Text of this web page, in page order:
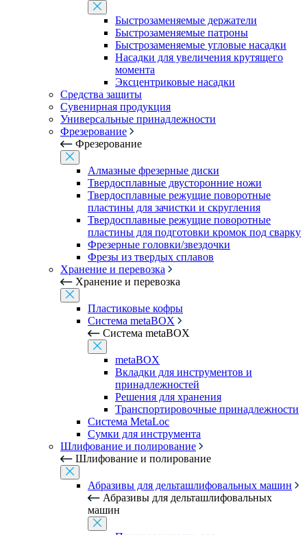
Быстрозаменяемые держатели
Быстрозаменяемые патроны
Быстрозаменяемые угловые насадки
Насадки для увеличения крутящего
момента
Эксцентриковые насадки
Средства защиты
Сувенирная продукция
Универсальные принадлежности
Фрезерование
Фрезерование
Алмазные фрезерные диски
Твердосплавные двусторонние ножи
Твердосплавные режущие поворотные
пластины для зачистки и скругления
Твердосплавные режущие поворотные
пластины для подготовки кромок под сварку
Фрезерные головки/звездочки
Фрезы из твердых сплавов
Хранение и перевозка
Хранение и перевозка
Пластиковые кофры
Система metaBOX
Система metaBOX
metaBOX
Вкладки для инструментов и
принадлежностей
Решения для хранения
Транспортировочные принадлежности
Система MetaLoc
Сумки для инструмента
Шлифование и полирование
Шлифование и полирование
Абразивы для дельташлифовальных машин
Абразивы для дельташлифовальных
машин